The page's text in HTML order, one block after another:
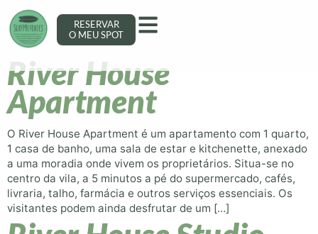
RESERVAR
O MEU SPOT
Accommodations
River House
Apartment
O River House Apartment é um apartamento com 1 quarto,
1 casa de banho, uma sala de estar e kitchenette, anexado
a uma moradia onde vivem os proprietários. Situa-se no
centro da vila, a 5 minutos a pé do supermercado, cafés,
livraria, talho, farmácia e outros serviços essenciais. Os
visitantes podem ainda desfrutar de um […]